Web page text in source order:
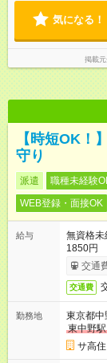
気になる！
掲載
【時短OK！
守り
派遣 職種未経験
WEB登録・面接OK
給与
無資格
1850円
交通
交通費
勤務地
東京都中
東中野駅
サ高